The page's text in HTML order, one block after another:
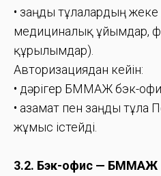
• заңды тұлғалардың
медициналық ұйымдар,
құрылымдар).
Авторизациядан кейін:
• дәрігер БММАЖ бэк-
• азамат пен заңды тұлға
жұмыс істейді.
3.2. Бэк-офис — БММАЖ